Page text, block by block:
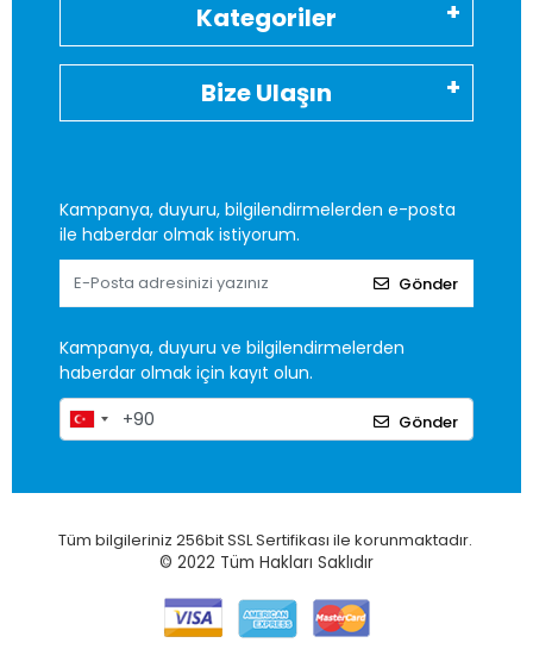
Kategoriler
Bize Ulaşın
Kampanya, duyuru, bilgilendirmelerden e-posta
ile haberdar olmak istiyorum.
Gönder
Kampanya, duyuru ve bilgilendirmelerden
haberdar olmak için kayıt olun.
Gönder
Tüm bilgileriniz 256bit SSL Sertifikası ile korunmaktadır.
© 2022 Tüm Hakları Saklıdır